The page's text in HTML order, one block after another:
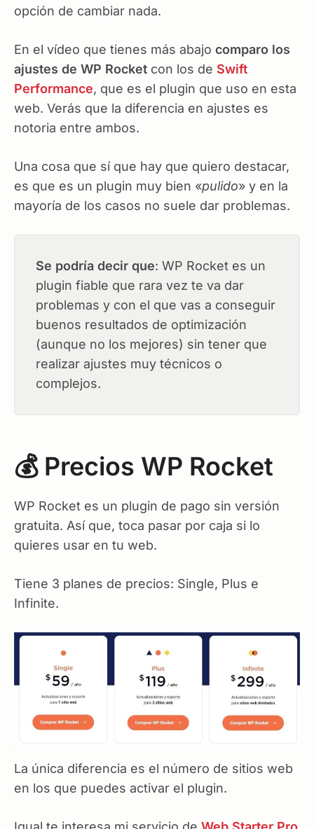
opción de cambiar nada.
En el vídeo que tienes más abajo comparo los
ajustes de WP Rocket con los de Swift
Performance, que es el plugin que uso en esta
web. Verás que la diferencia en ajustes es
notoria entre ambos.
Una cosa que sí que hay que quiero destacar,
es que es un plugin muy bien «pulido» y en la
mayoría de los casos no suele dar problemas.
Se podría decir que: WP Rocket es un
plugin fiable que rara vez te va dar
problemas y con el que vas a conseguir
buenos resultados de optimización
(aunque no los mejores) sin tener que
realizar ajustes muy técnicos o
complejos.
💰 Precios WP Rocket
WP Rocket es un plugin de pago sin versión
gratuita. Así que, toca pasar por caja si lo
quieres usar en tu web.
Tiene 3 planes de precios: Single, Plus e
Infinite.
La única diferencia es el número de sitios web
en los que puedes activar el plugin.